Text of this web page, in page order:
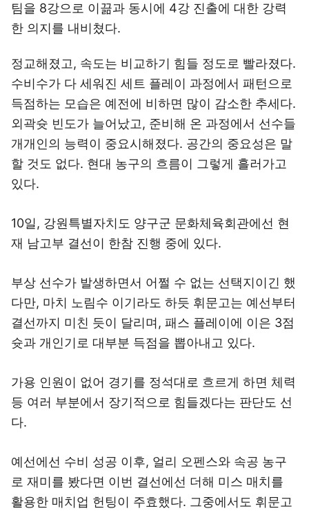
팀을 8강으로 이끎과 동시에 4강 진출에 대한 강력
한 의지를 내비쳤다.
정교해졌고, 속도는 비교하기 힘들 정도로 빨라졌다.
수비수가 다 세워진 세트 플레이 과정에서 패턴으로
득점하는 모습은 예전에 비하면 많이 감소한 추세다.
외곽슛 빈도가 늘어났고, 준비해 온 과정에서 선수들
개개인의 능력이 중요시해졌다. 공간의 중요성은 말
할 것도 없다. 현대 농구의 흐름이 그렇게 흘러가고
있다.
10일, 강원특별자치도 양구군 문화체육회관에선 현
재 남고부 결선이 한참 진행 중에 있다.
부상 선수가 발생하면서 어쩔 수 없는 선택지이긴 했
다만, 마치 노림수 이기라도 하듯 휘문고는 예선부터
결선까지 미친 듯이 달리며, 패스 플레이에 이은 3점
슛과 개인기로 대부분 득점을 뽑아내고 있다.
가용 인원이 없어 경기를 정석대로 흐르게 하면 체력
등 여러 부분에서 장기적으로 힘들겠다는 판단도 선
다.
예선에선 수비 성공 이후, 얼리 오펜스와 속공 농구
로 재미를 봤다면 이번 결선에선 더해 미스 매치를
활용한 매치업 헌팅이 주효했다. 그중에서도 휘문고